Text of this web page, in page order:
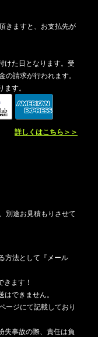
きますと、お支払先が
けた日となります。受
請求が行われます。
す。
詳しくはこちら＞＞
別途お見積もりさせて
方法として『メール
きます！
できません。
ージにて記載しており
失事故の際、責任は負